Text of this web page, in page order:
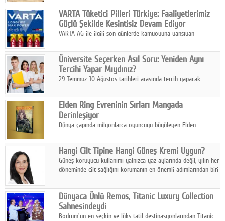
güçlendirmeyi sürdürüyor.
VARTA Tüketici Pilleri Türkiye: Faaliyetlerimiz
Güçlü Şekilde Kesintisiz Devam Ediyor
VARTA AG ile ilgili son günlerde kamuoyuna yansıyan
operasyonlarına ilişkin açıklama yaptı.
Üniversite Seçerken Asıl Soru: Yeniden Aynı
Tercihi Yapar Mıydınız?
29 Temmuz-10 Ağustos tarihleri arasında tercih yapacak
Elden Ring Evreninin Sırları Mangada
Derinleşiyor
Dünya çapında milyonlarca oyuncuyu büyüleyen Elden
aksiyonu ve karanlık fantastik atmosferi bir araya getirmeyi
sürdürüyor.
Hangi Cilt Tipine Hangi Güneş Kremi Uygun?
Güneş koruyucu kullanımı yalnızca yaz aylarında değil, yılın her
döneminde cilt sağlığını korumanın en önemli adımlarından biri
Dünyaca Ünlü Remos, Titanic Luxury Collection
Sahnesindeydi
Bodrum'un en seçkin ve lüks tatil destinasyonlarından Titanic